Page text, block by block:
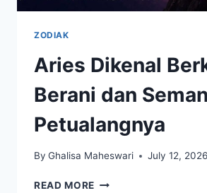
ZODIAK
Aries Dikenal
Berani dan
Petualangnya
By Ghalisa Maheswari July 12, 2026
READ MORE ARIES